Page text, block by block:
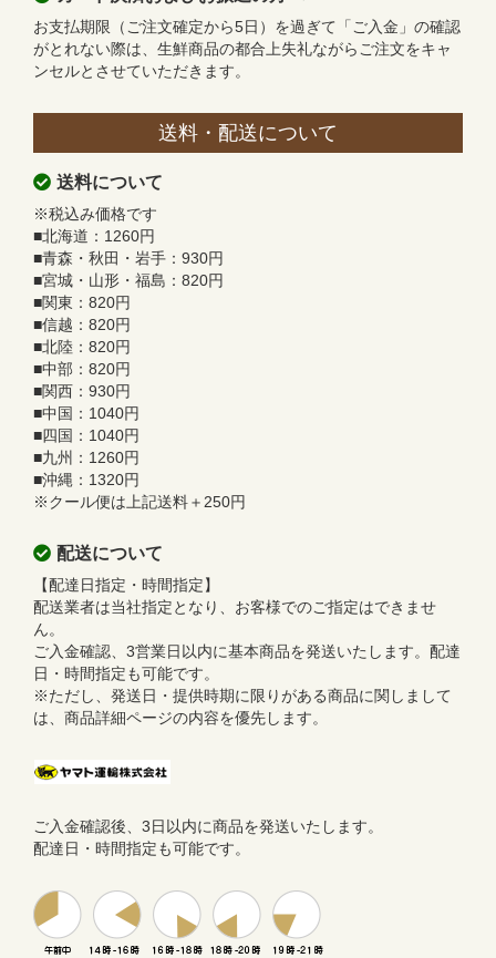
お支払期限（ご注文確定から5日）を過ぎて「ご入金」の確認
がとれない際は、生鮮商品の都合上失礼ながらご注文をキャ
ンセルとさせていただきます。
送料・配送について
送料について
※税込み価格です
■北海道：1260円
■青森・秋田・岩手：930円
■宮城・山形・福島：820円
■関東：820円
■信越：820円
■北陸：820円
■中部：820円
■関西：930円
■中国：1040円
■四国：1040円
■九州：1260円
■沖縄：1320円
※クール便は上記送料＋250円
配送について
【配達日指定・時間指定】
配送業者は当社指定となり、お客様でのご指定はできませ
ん。
ご入金確認、3営業日以内に基本商品を発送いたします。配達
日・時間指定も可能です。
※ただし、発送日・提供時期に限りがある商品に関しまして
は、商品詳細ページの内容を優先します。
ご入金確認後、3日以内に商品を発送いたします。
配達日・時間指定も可能です。